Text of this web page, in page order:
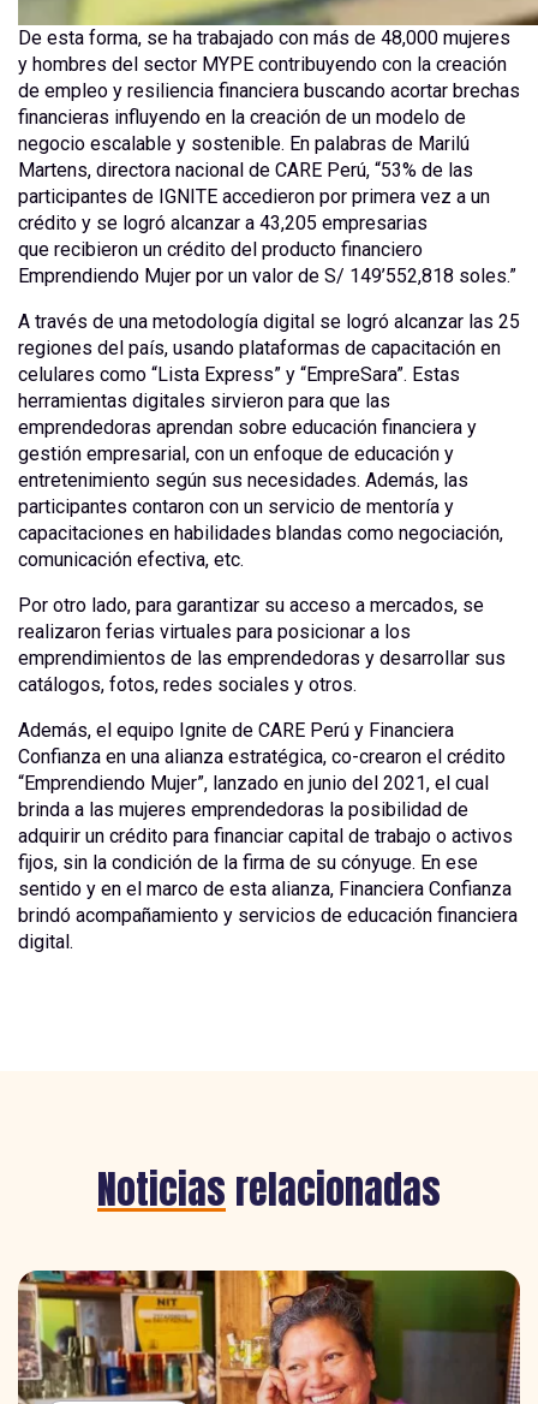
De esta forma, se ha trabajado con más de 48,000 mujeres
y hombres del sector MYPE contribuyendo con la creación
de empleo y resiliencia financiera buscando acortar brechas
financieras influyendo en la creación de un modelo de
negocio escalable y sostenible. En palabras de Marilú
Martens, directora nacional de CARE Perú, “53% de las
participantes de IGNITE accedieron por primera vez a un
crédito y se logró alcanzar a 43,205 empresarias
que recibieron un crédito del producto financiero
Emprendiendo Mujer por un valor de S/ 149’552,818 soles.”
A través de una metodología digital se logró alcanzar las 25
regiones del país, usando plataformas de capacitación en
celulares como “Lista Express” y “EmpreSara”. Estas
herramientas digitales sirvieron para que las
emprendedoras aprendan sobre educación financiera y
gestión empresarial, con un enfoque de educación y
entretenimiento según sus necesidades. Además, las
participantes contaron con un servicio de mentoría y
capacitaciones en habilidades blandas como negociación,
comunicación efectiva, etc.
Por otro lado, para garantizar su acceso a mercados, se
realizaron ferias virtuales para posicionar a los
emprendimientos de las emprendedoras y desarrollar sus
catálogos, fotos, redes sociales y otros.
Además, el equipo Ignite de CARE Perú y Financiera
Confianza en una alianza estratégica, co-crearon el crédito
“Emprendiendo Mujer”, lanzado en junio del 2021, el cual
brinda a las mujeres emprendedoras la posibilidad de
adquirir un crédito para financiar capital de trabajo o activos
fijos, sin la condición de la firma de su cónyuge. En ese
sentido y en el marco de esta alianza, Financiera Confianza
brindó acompañamiento y servicios de educación financiera
digital.
Noticias relacionadas